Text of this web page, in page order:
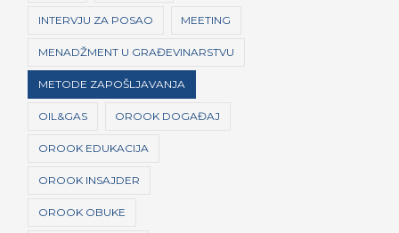
INTERVJU ZA POSAO MEETING
MENADŽMENT U GRAĐEVINARSTVU
METODE ZAPOŠLJAVANJA
OIL&GAS OROOK DOGAĐAJ
OROOK EDUKACIJA
OROOK INSAJDER
OROOK OBUKE